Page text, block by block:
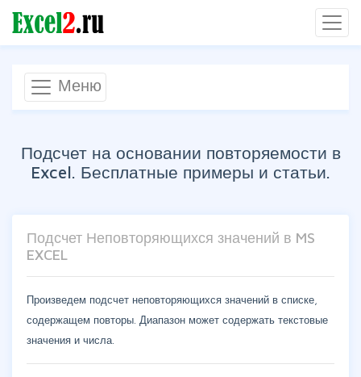
Меню
Подсчет на основании повторяемости в
Excel. Бесплатные примеры и статьи.
Подсчет Неповторяющихся значений в MS
EXCEL
Произведем подсчет неповторяющихся значений в списке,
содержащем повторы. Диапазон может содержать текстовые
значения и числа.